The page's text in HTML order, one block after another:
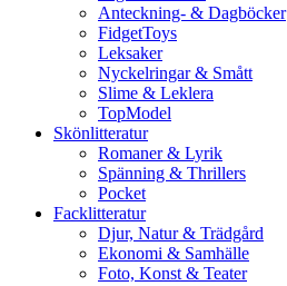
Anteckning- & Dagböcker
FidgetToys
Leksaker
Nyckelringar & Smått
Slime & Leklera
TopModel
Skönlitteratur
Romaner & Lyrik
Spänning & Thrillers
Pocket
Facklitteratur
Djur, Natur & Trädgård
Ekonomi & Samhälle
Foto, Konst & Teater